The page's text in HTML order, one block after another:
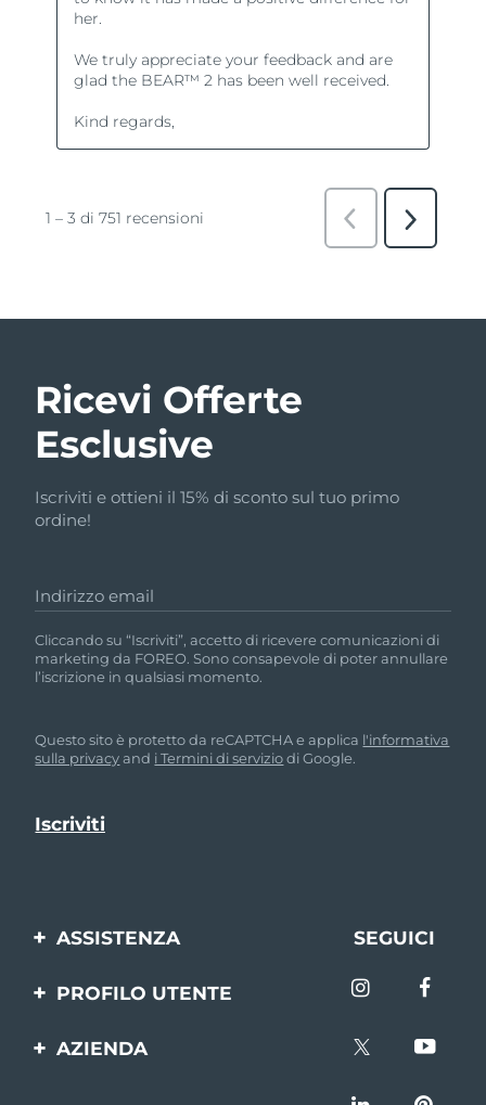
Ricevi Offerte
Esclusive
Iscriviti e ottieni il 15% di sconto sul tuo primo
ordine!
Indirizzo email
Cliccando su “Iscriviti”, accetto di ricevere comunicazioni di
marketing da FOREO. Sono consapevole di poter annullare
l’iscrizione in qualsiasi momento.
Questo sito è protetto da reCAPTCHA e applica l'informativa
sulla privacyand i Termini di serviziodi Google.
ASSISTENZA
Contattaci
SEGUICI
PROFILO UTENTE
prodotto
AZIENDA